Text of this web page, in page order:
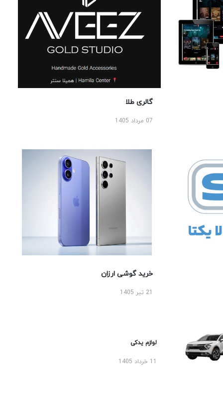
گالری طلا
07 مرداد 1405
خرید گوشی ارزان
لوازم یدکی